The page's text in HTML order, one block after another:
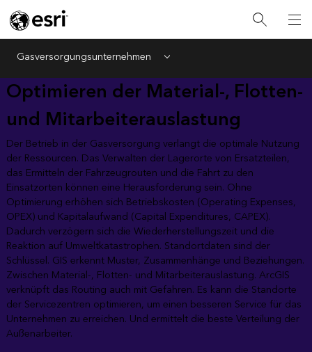
Gasversorgungsunternehmen Menu
Optimieren der Material-, Flotten-
und Mitarbeiterauslastung
Der Betrieb in der Gasversorgung verlangt die optimale Nutzung
der Ressourcen. Das Verwalten der Lagerorte von Ersatzteilen,
das Ermitteln der Fahrzeugrouten und die Fahrt zu den
Einsatzorten können eine Herausforderung sein. Ohne
Optimierung erhöhen sich Betriebskosten (Operating Expenses,
OPEX) und Kapitalaufwand (Capital Expenditures, CAPEX).
Dadurch verzögern sich die Wiederherstellungszeit und die
Reaktion auf Umweltkatastrophen. Standortdaten sind der
Schlüssel. GIS erkennt Muster, Zusammenhänge und Beziehungen.
Zwischen Material-, Flotten- und Mitarbeiterauslastung. ArcGIS
verknüpft das Routing auch mit Gefahren. Es kann die Standorte
der Servicezentren optimieren, um einen besseren Service für das
Unternehmen zu erreichen. Und ermittelt die beste Verteilung der
Außenarbeiter.